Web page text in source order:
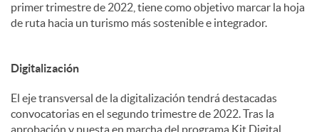
primer trimestre de 2022, tiene como objetivo marcar la hoja
de ruta hacia un turismo más sostenible e integrador.
Digitalización
El eje transversal de la digitalización tendrá destacadas
convocatorias en el segundo trimestre de 2022. Tras la
aprobación y puesta en marcha del programa Kit Digital,